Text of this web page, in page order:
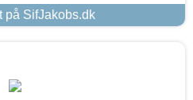
på SifJakobs.dk